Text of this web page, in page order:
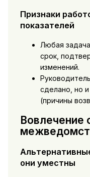
Признаки
показателей
Любая
срок,
изменений.
сделано, но
(причины
Вовлечение
они уместны